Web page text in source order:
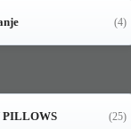
(4)
PILLOWS (25)